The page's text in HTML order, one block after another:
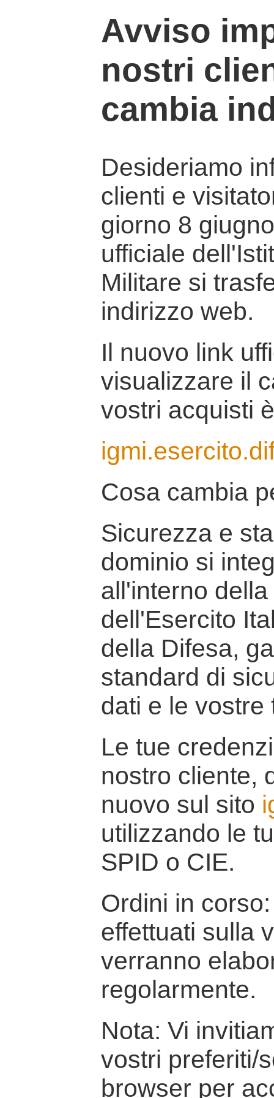
Avviso
nostri
cambia
Desideriamo
clienti e
giorno 8
ufficiale
Militare si
indirizzo web.
Il nuovo link
visualizzare il
vostri acquisti
Cosa cambia
Sicurezza e
dominio si
all'interno
dell'Esercito
della Difesa,
standard di
dati e le vostre
Le tue
nostro cliente,
nuovo sul sito
utilizzando le
SPID o CIE.
Ordini in
effettuati sulla
verranno
regolarmente.
Nota: Vi
vostri preferiti/
browser per